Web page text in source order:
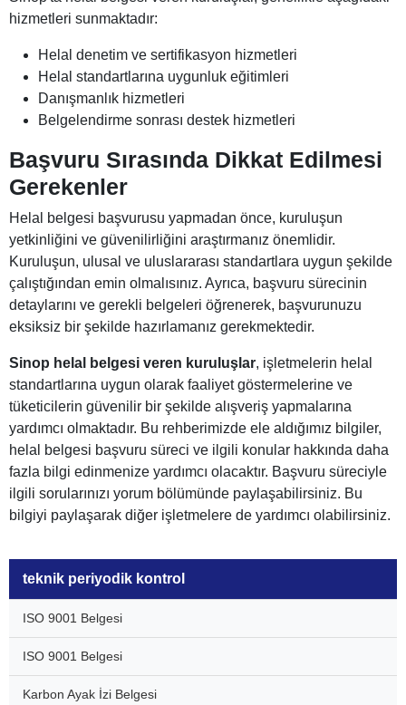
teknik periyodik kontrol
ISO 9001 Belgesi
ISO 9001 Belgesi
Karbon Ayak İzi Belgesi
hizmetleri sunmaktadır:
Helal denetim ve sertifikasyon hizmetleri
Helal standartlarına uygunluk eğitimleri
Danışmanlık hizmetleri
Belgelendirme sonrası destek hizmetleri
Başvuru Sırasında Dikkat Edilmesi
Gerekenler
Helal belgesi başvurusu yapmadan önce, kuruluşun
yetkinliğini ve güvenilirliğini araştırmanız önemlidir.
Kuruluşun, ulusal ve uluslararası standartlara uygun şekilde
çalıştığından emin olmalısınız. Ayrıca, başvuru sürecinin
detaylarını ve gerekli belgeleri öğrenerek, başvurunuzu
eksiksiz bir şekilde hazırlamanız gerekmektedir.
Sinop helal belgesi veren kuruluşlar, işletmelerin helal
standartlarına uygun olarak faaliyet göstermelerine ve
tüketicilerin güvenilir bir şekilde alışveriş yapmalarına
yardımcı olmaktadır. Bu rehberimizde ele aldığımız bilgiler,
helal belgesi başvuru süreci ve ilgili konular hakkında daha
fazla bilgi edinmenize yardımcı olacaktır. Başvuru süreciyle
ilgili sorularınızı yorum bölümünde paylaşabilirsiniz. Bu
bilgiyi paylaşarak diğer işletmelere de yardımcı olabilirsiniz.